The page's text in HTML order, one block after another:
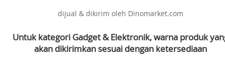
dijual & dikirim oleh Dinomarket.com
Untuk kategori Gadget & Elektronik, warna produk
akan dikirimkan sesuai dengan ketersediaan